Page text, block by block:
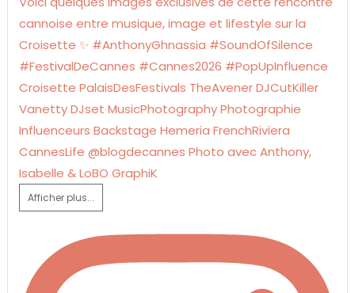
Afficher plus...